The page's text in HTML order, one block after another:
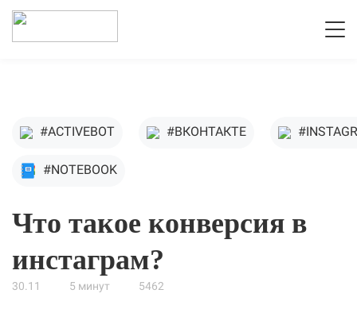
#ACTIVEBOT #ВКОНТАКТЕ
#NOTEBOOK
Что такое конверсия в
инстаграм?
30.11 5 минут 5462